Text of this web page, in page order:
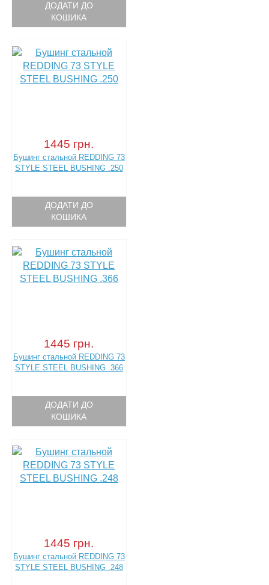
ДОДАТИ ДО
КОШИКА
1445 грн.
Бушинг стальной REDDING 73
STYLE STEEL BUSHING .250
ДОДАТИ ДО
КОШИКА
1445 грн.
Бушинг стальной REDDING 73
STYLE STEEL BUSHING .366
ДОДАТИ ДО
КОШИКА
1445 грн.
Бушинг стальной REDDING 73
STYLE STEEL BUSHING .248